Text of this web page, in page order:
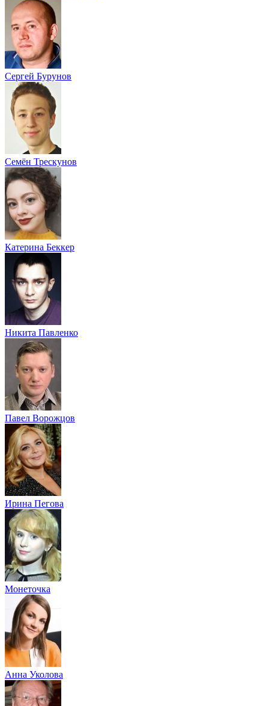
Сергей Бурунов
Семён Трескунов
Катерина Беккер
Никита Павленко
Павел Ворожцов
Ирина Пегова
Монеточка
Анна Уколова